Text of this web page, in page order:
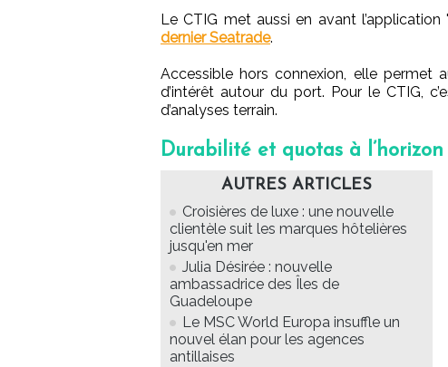
Le CTIG met aussi en avant
dernier Seatrade.
Accessible hors connexion, elle permet
d’intérêt autour du port. Pour le CTIG,
d’analyses terrain.
Durabilité et quotas à l’horizon
AUTRES ARTICLES
Croisières de luxe : une nouvelle
clientèle suit les marques hôtelières
jusqu'en mer
Julia Désirée : nouvelle
ambassadrice des Îles de
Guadeloupe
Le MSC World Europa insuffle un
nouvel élan pour les agences
antillaises